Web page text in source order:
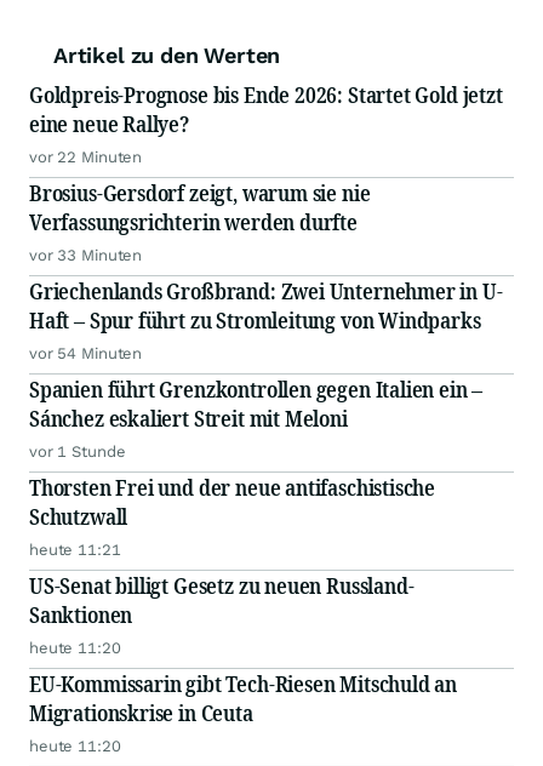
Artikel zu den Werten
Goldpreis-Prognose bis Ende 2026: Startet Gold jetzt
eine neue Rallye?
vor 22 Minuten
Brosius-Gersdorf zeigt, warum sie nie
Verfassungsrichterin werden durfte
vor 33 Minuten
Griechenlands Großbrand: Zwei Unternehmer in U-
Haft – Spur führt zu Stromleitung von Windparks
vor 54 Minuten
Spanien führt Grenzkontrollen gegen Italien ein –
Sánchez eskaliert Streit mit Meloni
vor 1 Stunde
Thorsten Frei und der neue antifaschistische
Schutzwall
heute 11:21
US-Senat billigt Gesetz zu neuen Russland-
Sanktionen
heute 11:20
EU-Kommissarin gibt Tech-Riesen Mitschuld an
Migrationskrise in Ceuta
heute 11:20